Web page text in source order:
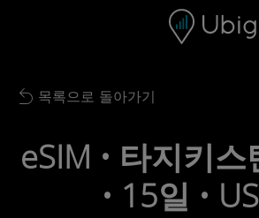
내비게이션 바 하단
Back to list
목록으로 돌아가기
eSIM • 타지키스
• 15일 •